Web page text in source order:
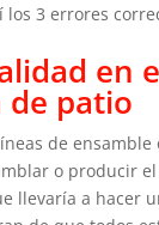
los 3 errores
en
de patio
de
o producir
llevaría a hacer